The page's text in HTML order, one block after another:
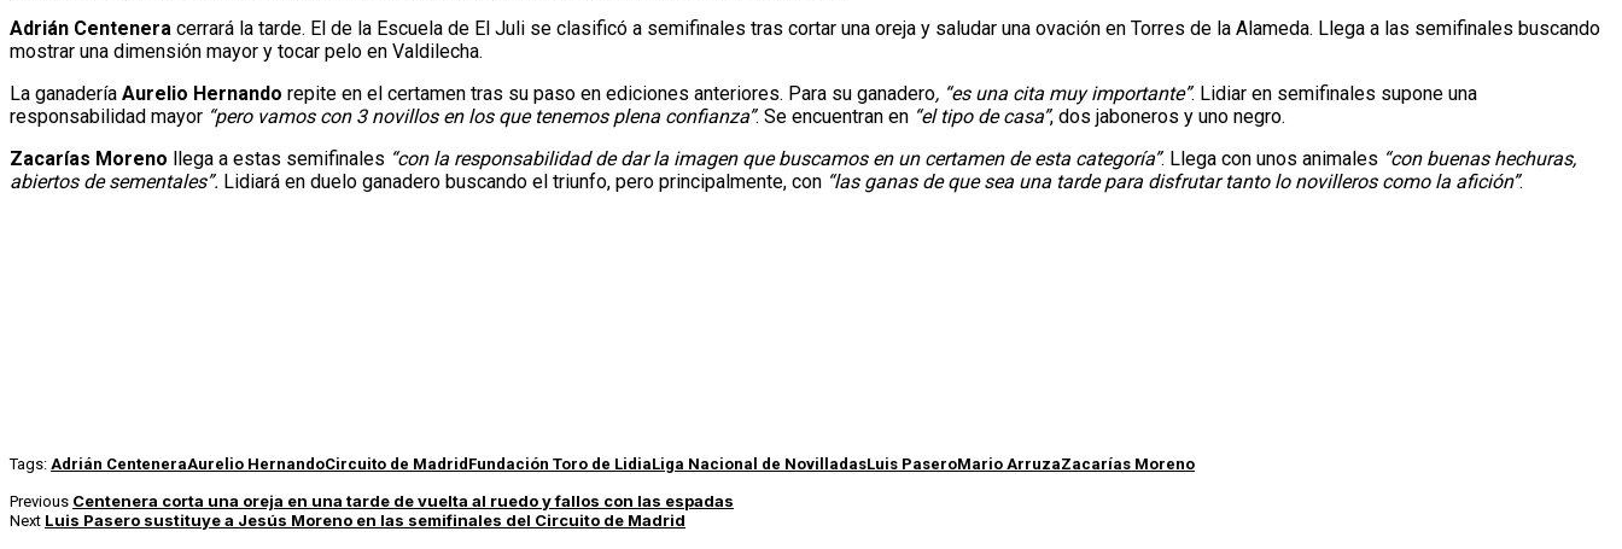
Adrián Centenera cerrará la tarde. El de la Escuela de El Juli se clasificó a semifinales tras cortar una oreja y saludar una ovación en Torres de la Alameda. Llega a las semifinales buscando
mostrar una dimensión mayor y tocar pelo en Valdilecha.
La ganadería Aurelio Hernando repite en el certamen tras su paso en ediciones anteriores. Para su ganadero, “es una cita muy importante”. Lidiar en semifinales supone una
responsabilidad mayor “pero vamos con 3 novillos en los que tenemos plena confianza”. Se encuentran en “el tipo de casa”, dos jaboneros y uno negro.
Zacarías Moreno
llega a estas semifinales “con la responsabilidad de dar la imagen que buscamos en un certamen de esta categoría”. Llega con unos animales “con buenas hechuras,
abiertos de sementales”. Lidiará en duelo ganadero buscando el triunfo, pero principalmente, con “las ganas de que sea una tarde para disfrutar tanto lo novilleros como la afición”.
Tags: Adrián CenteneraAurelio HernandoCircuito de Madrid Fundación Toro de LidiaLiga Nacional de NovilladasLuis PaseroMario ArruzaZacarías Moreno
Previous Centenera corta una oreja en una tarde de vuelta al ruedo y fallos con las espadas
Next Luis Pasero sustituye a Jesús Moreno en las semifinales del Circuito de Madrid